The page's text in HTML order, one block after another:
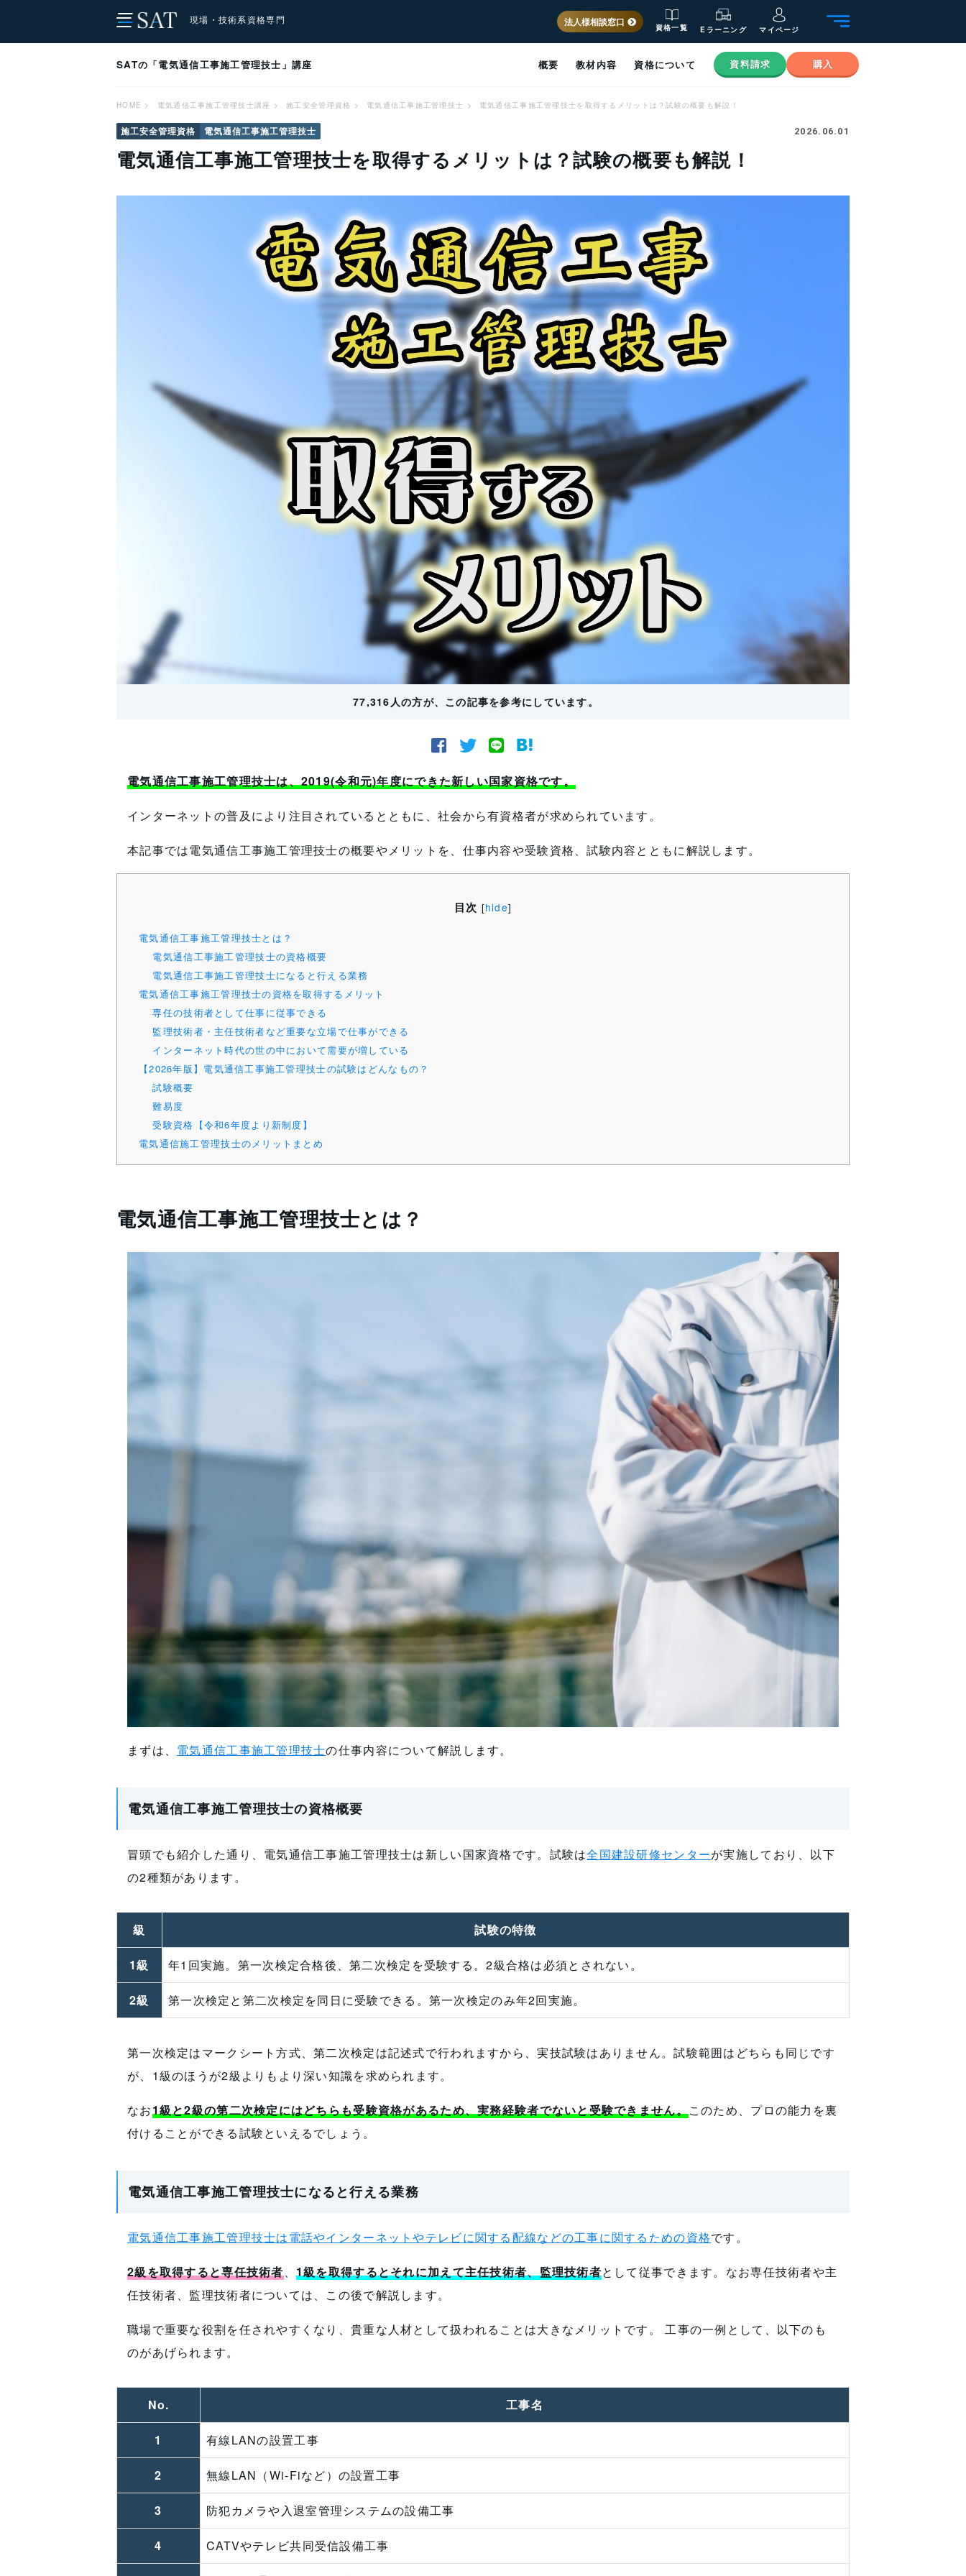
現場・技術系資格専門 法人様相談窓口 資格一覧 Eラーニング マイページ
SATの「電気通信工事施工管理技士」講座 概要 教材内容 資格について 資料請求 購入
HOME > 電気通信工事施工管理技士講座 > 施工安全管理資格 > 電気通信工事施工管理技士 > 電気通信工事施工管理技士を取得するメリットは？試験の概要も解説！
施工安全管理資格 電気通信工事施工管理技士 2026.06.01
電気通信工事施工管理技士を取得するメリットは？試験の概要も解説！
77,316人の方が、この記事を参考にしています。
電気通信工事施工管理技士は、2019(令和元)年度にできた新しい国家資格です。
インターネットの普及により注目されているとともに、社会から有資格者が求められています。
本記事では電気通信工事施工管理技士の概要やメリットを、仕事内容や受験資格、試験内容とともに解説します。
目次 [hide]
電気通信工事施工管理技士とは？
電気通信工事施工管理技士の資格概要
電気通信工事施工管理技士になると行える業務
電気通信工事施工管理技士の資格を取得するメリット
専任の技術者として仕事に従事できる
監理技術者・主任技術者など重要な立場で仕事ができる
インターネット時代の世の中において需要が増している
【2026年版】電気通信工事施工管理技士の試験はどんなもの？
試験概要
難易度
受験資格【令和6年度より新制度】
電気通信施工管理技士のメリットまとめ
電気通信工事施工管理技士とは？
まずは、 電気通信工事施工管理技士の仕事内容について解説します。
電気通信工事施工管理技士の資格概要
冒頭でも紹介した通り、電気通信工事施工管理技士は新しい国家資格です。試験は全国建設研修センターが実施しており、以下
の2種類があります。
級 試験の特徴
1級 年1回実施。第一次検定合格後、第二次検定を受験する。2級合格は必須とされない。
2級 第一次検定と第二次検定を同日に受験できる。第一次検定のみ年2回実施。
第一次検定はマークシート方式、第二次検定は記述式で行われますから、実技試験はありません。試験範囲はどちらも同じです
が、1級のほうが2級よりもより深い知識を求められます。
なお1級と2級の第二次検定にはどちらも受験資格があるため、実務経験者でないと受験できません。このため、プロの能力を裏
付けることができる試験といえるでしょう。
電気通信工事施工管理技士になると行える業務
電気通信工事施工管理技士は電話やインターネットやテレビに関する配線などの工事に関するための資格です。
2級を取得すると専任技術者、 1級を取得するとそれに加えて主任技術者、監理技術者として従事できます。なお専任技術者や主
任技術者、監理技術者については、この後で解説します。
職場で重要な役割を任されやすくなり、貴重な人材として扱われることは大きなメリットです。 工事の一例として、以下のも
のがあげられます。
No. 工事名
1 有線LANの設置工事
2 無線LAN（Wi-Fiなど）の設置工事
3 防犯カメラや入退室管理システムの設備工事
4 CATVやテレビ共同受信設備工事